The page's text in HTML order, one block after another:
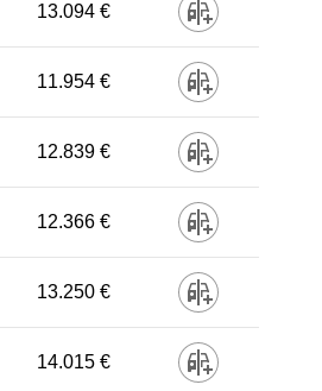
13.094 €
11.954 €
12.839 €
12.366 €
13.250 €
14.015 €